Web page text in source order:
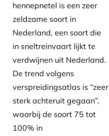
hennepnetel is een zeer
zeldzame soort in
Nederland, een soort die
in sneltreinvaart lijkt te
verdwijnen uit Nederland.
De trend volgens
verspreidingsatlas is “zeer
sterk achteruit gegaan”,
waarbij de soort 75 tot
100% in